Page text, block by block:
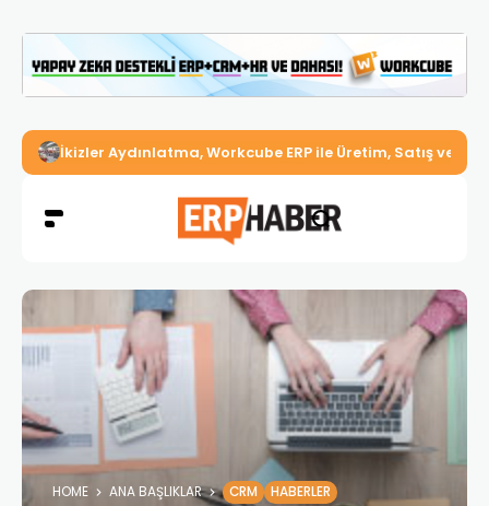
İkizler Aydınlatma, Workcube ERP ile Üretim, Satış ve
HOME ANA BAŞLIKLAR CRM HABERLER